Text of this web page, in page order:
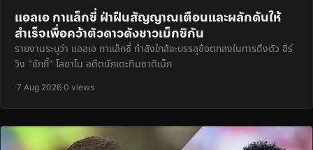
แอลเอ กาแล็กซี่ ฝ่าฝืนสัญญาณเตือนและผลักดันให้
สำเร็จเพื่อคว้าตัวดาวดังชาวเม็กซิกัน
รายงานระบุว่า แอลเอ กาแล็กซี่ กำลังใกล้จะบรรลุข้อตกลงในการดึงตัว อีร์
วิง "ชักกี้" โลซาโน อดีตนักเตะทีมชาติเม็ก
·7 Aug 2026·0 views